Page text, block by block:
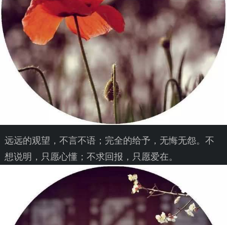
远远的观望，不言不语；完全的给予，无悔无怨。不
想说明，只愿心懂；不求回报，只愿爱在。